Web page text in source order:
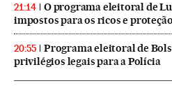
21:14
O programa eleitoral de
impostos para os ricos e
20:55
Programa eleitoral de
privilégios legais para a Polícia